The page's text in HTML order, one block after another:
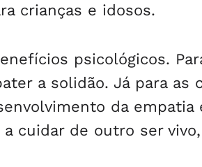
crianças e idosos.
psicológicos.
a solidão. Já para as
da empatia
cuidar de outro ser